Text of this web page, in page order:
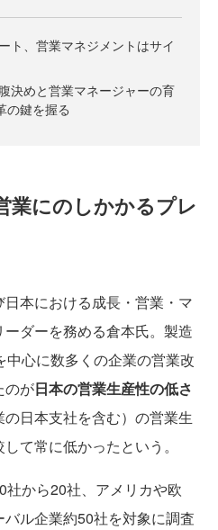
ト、営業マネジメントはサイ
決めと営業マネージャーの育
の鍵を握る
にのしかかるプレ
本における成長・営業・マ
ダーを務める倉本氏。製造
心に数多くの企業の営業改
のが日本の営業生産性の低さ
日本支社を含む）の営業生
て常に低かったという。
から20社、アメリカや欧
ル企業約50社を対象に調査